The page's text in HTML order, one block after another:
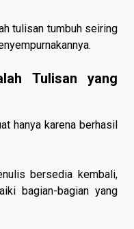
tulisan tumbuh seiring
Tulisan yang
hanya karena berhasil
bersedia kembali,
bagian-bagian yang